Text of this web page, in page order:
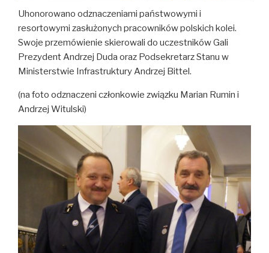
Uhonorowano odznaczeniami państwowymi i
resortowymi zasłużonych pracowników polskich kolei.
Swoje przemówienie skierowali do uczestników Gali
Prezydent Andrzej Duda oraz Podsekretarz Stanu w
Ministerstwie Infrastruktury Andrzej Bittel.
(na foto odznaczeni członkowie związku Marian Rumin i
Andrzej Witulski)